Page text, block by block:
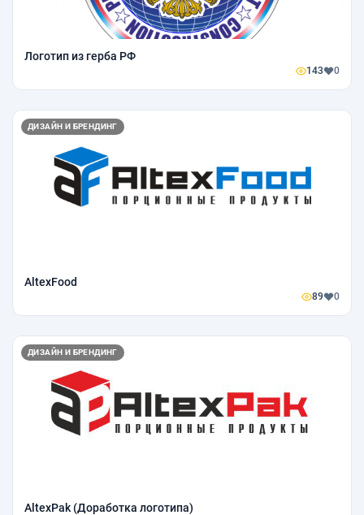
Логотип из герба РФ
143 0
ДИЗАЙН И БРЕНДИНГ
AltexFood
89 0
ДИЗАЙН И БРЕНДИНГ
AltexPak (Доработка логотипа)